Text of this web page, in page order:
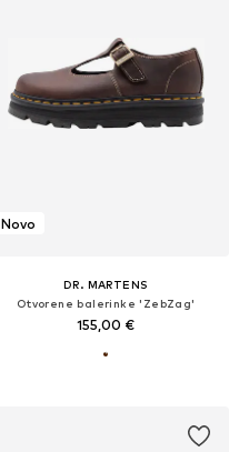
Novo
DR. MARTENS
Otvorene balerinke 'ZebZag'
155,00 €